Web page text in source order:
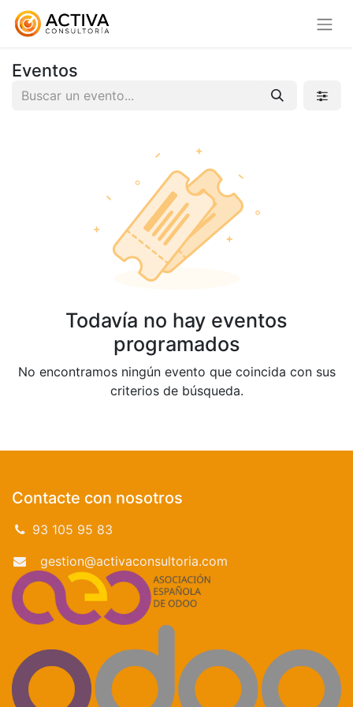
Eventos
Todavía no hay eventos
programados
No encontramos ningún evento que coincida con sus
criterios de búsqueda.
Contacte con nosotros
93 105 95 83
gestion@activaconsultoria.com